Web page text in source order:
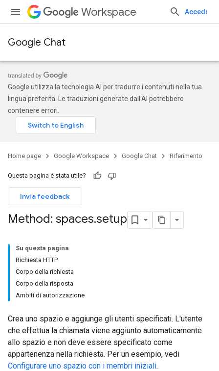
Workspace Accedi
Google Chat
Google utilizza la tecnologia AI per tradurre i contenuti nella tua
lingua preferita. Le traduzioni generate dall'AI potrebbero
contenere errori.
Home page Google Workspace Google Chat Riferimento
Questa pagina è stata utile?
Invia feedback
Method: spaces.setup
Su questa pagina
Richiesta HTTP
Corpo della richiesta
Corpo della risposta
Ambiti di autorizzazione
Crea uno spazio e aggiunge gli utenti specificati. L'utente
che effettua la chiamata viene aggiunto automaticamente
allo spazio e non deve essere specificato come
appartenenza nella richiesta. Per un esempio, vedi
Configurare uno spazio con i membri iniziali.